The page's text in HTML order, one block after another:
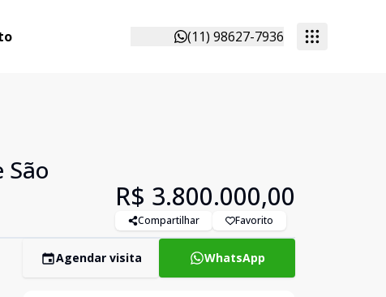
(11) 98627-7936
São
R$ 3.800.000,00
Compartilhar Favorito
Agendar visita WhatsApp